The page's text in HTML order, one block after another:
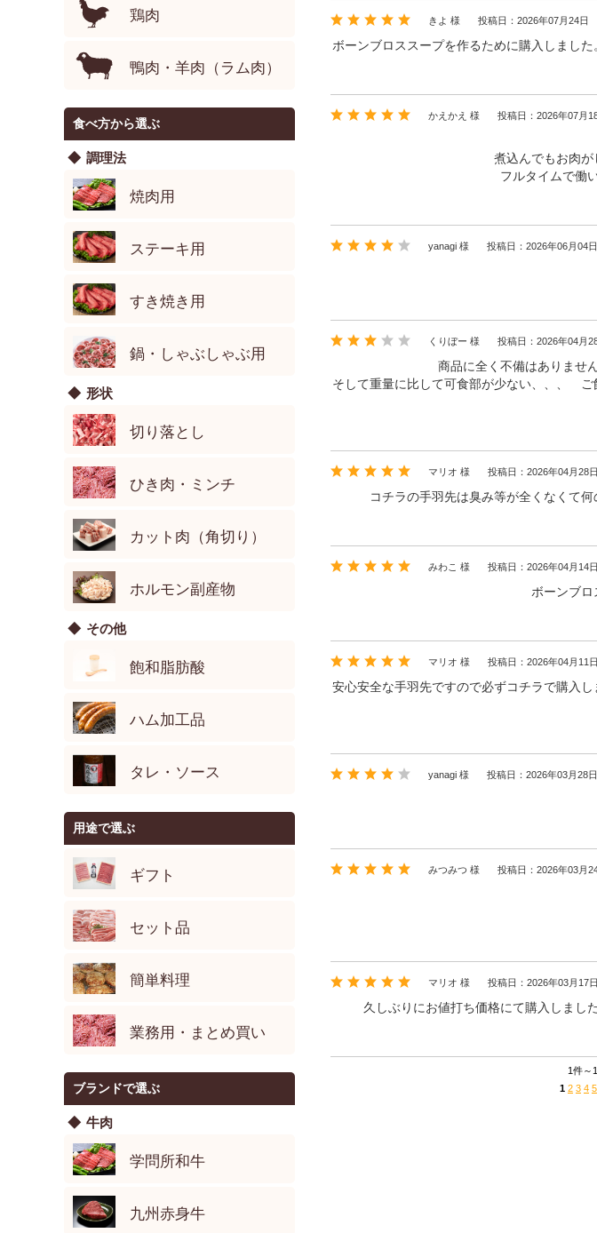
きよ 様 投稿日：2026年07月24日
ボーンブロススープを作るために購入しまし
かえかえ 様 投稿日：2026年07月
煮込んでもお肉が
フルタイムで働
yanagi 様 投稿日：2026年06月04日
くりぼー 様 投稿日：2026年04月
商品に全く不備はありませ
そして重量に比して可食部が少ない、、、
マリオ 様 投稿日：2026年04月28日
コチラの手羽先は臭み等が全くなくて
みわこ 様 投稿日：2026年04月14日
ボーンブロ
マリオ 様 投稿日：2026年04月11日
安心安全な手羽先ですので必ずコチラで購入
yanagi 様 投稿日：2026年03月28日
みつみつ 様 投稿日：2026年03月
マリオ 様 投稿日：2026年03月17日
久しぶりにお値打ち価格にて購入しまし
1件～
1 2 3 4 5
鶏肉
鴨肉・羊肉（ラム肉）
食べ方から選ぶ
調理法
焼肉用
ステーキ用
すき焼き用
鍋・しゃぶしゃぶ用
形状
切り落とし
ひき肉・ミンチ
カット肉（角切り）
ホルモン副産物
その他
飽和脂肪酸
ハム加工品
タレ・ソース
用途で選ぶ
ギフト
セット品
簡単料理
業務用・まとめ買い
ブランドで選ぶ
牛肉
学問所和牛
九州赤身牛